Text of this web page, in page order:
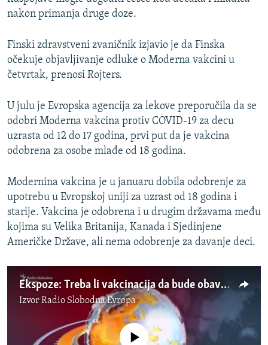
nakon primanja druge doze.
Finski zdravstveni zvaničnik izjavio je da Finska
očekuje objavljivanje odluke o Moderna vakcini u
četvrtak, prenosi Rojters.
U julu je Evropska agencija za lekove preporučila da se
odobri Moderna vakcina protiv COVID-19 za decu
uzrasta od 12 do 17 godina, prvi put da je vakcina
odobrena za osobe mlađe od 18 godina.
Modernina vakcina je u januaru dobila odobrenje za
upotrebu u Evropskoj uniji za uzrast od 18 godina i
starije. Vakcina je odobrena i u drugim državama među
kojima su Velika Britanija, Kanada i Sjedinjene
Američke Države, ali nema odobrenje za davanje deci.
Ekspoze: Treba li vakcinacija da bude obavezna?
IzvorRadio Slobodna Evropa
No media source currently available